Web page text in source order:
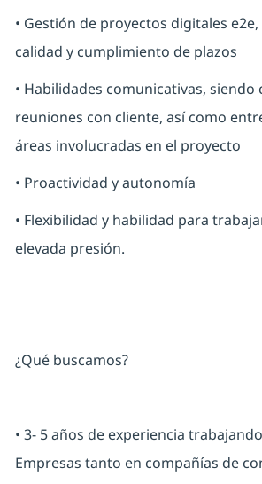
• Gestión de proyectos digitales
calidad y cumplimiento de plazos
• Habilidades comunicativas, siendo
reuniones con cliente, así como
áreas involucradas en el proyecto
• Proactividad y autonomía
• Flexibilidad y habilidad para
elevada presión.
¿Qué buscamos?
• 3- 5 años de experiencia
Empresas tanto en compañías de